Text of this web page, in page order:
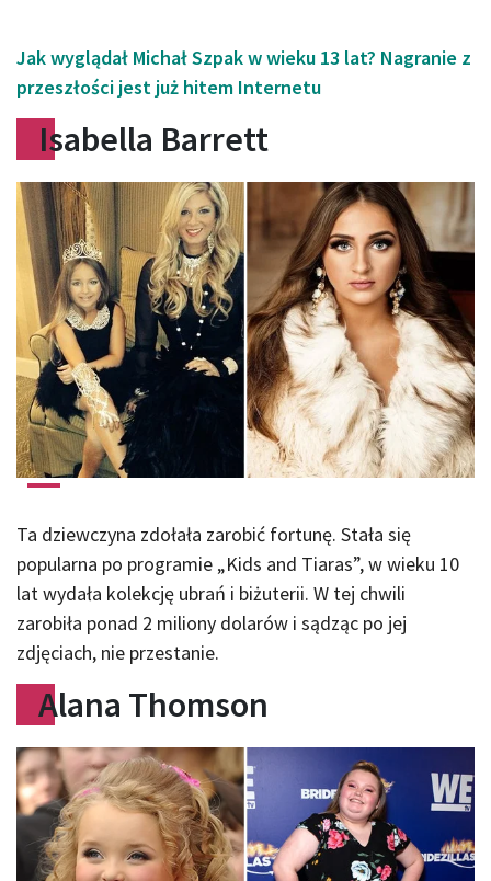
Jak wyglądał Michał Szpak w wieku 13 lat? Nagranie z
przeszłości jest już hitem Internetu
Isabella Barrett
Ta dziewczyna zdołała zarobić fortunę. Stała się
popularna po programie „Kids and Tiaras”, w wieku 10
lat wydała kolekcję ubrań i biżuterii. W tej chwili
zarobiła ponad 2 miliony dolarów i sądząc po jej
zdjęciach, nie przestanie.
Alana Thomson